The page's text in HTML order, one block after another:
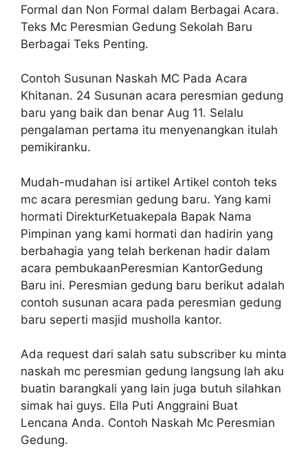
Formal dan Non Formal dalam Berbagai Acara.
Teks Mc Peresmian Gedung Sekolah Baru
Berbagai Teks Penting.
Contoh Susunan Naskah MC Pada Acara
Khitanan. 24 Susunan acara peresmian gedung
baru yang baik dan benar Aug 11. Selalu
pengalaman pertama itu menyenangkan itulah
pemikiranku.
Mudah-mudahan isi artikel Artikel contoh teks
mc acara peresmian gedung baru. Yang kami
hormati DirekturKetuakepala Bapak Nama
Pimpinan yang kami hormati dan hadirin yang
berbahagia yang telah berkenan hadir dalam
acara pembukaanPeresmian KantorGedung
Baru ini. Peresmian gedung baru berikut adalah
contoh susunan acara pada peresmian gedung
baru seperti masjid musholla kantor.
Ada request dari salah satu subscriber ku minta
naskah mc peresmian gedung langsung lah aku
buatin barangkali yang lain juga butuh silahkan
simak hai guys. Ella Puti Anggraini Buat
Lencana Anda. Contoh Naskah Mc Peresmian
Gedung.